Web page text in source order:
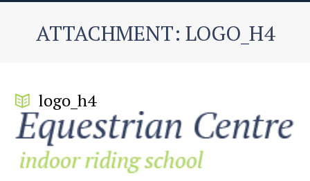
ATTACHMENT: LOGO_H4
logo_h4